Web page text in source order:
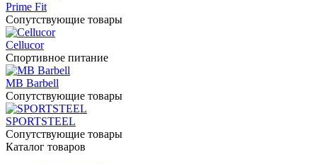
Prime Fit
Сопутствующие товары
Cellucor
Спортивное питание
MB Barbell
Сопутствующие товары
SPORTSTEEL
Сопутствующие товары
Каталог товаров